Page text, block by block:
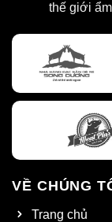
thế giới
VỀ CHÚNG
Trang chủ